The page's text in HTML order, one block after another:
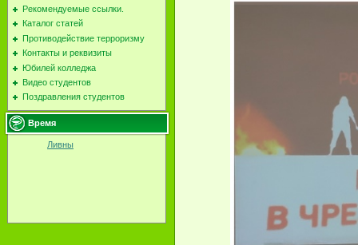
Рекомендуемые ссылки.
Каталог статей
Противодействие терроризму
Контакты и реквизиты
Юбилей колледжа
Видео студентов
Поздравления студентов
Время
Ливны